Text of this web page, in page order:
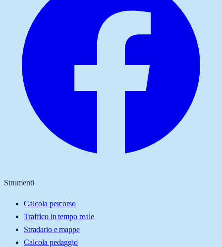
Strumenti
Calcola percorso
Traffico in tempo reale
Stradario e mappe
Calcola pedaggio